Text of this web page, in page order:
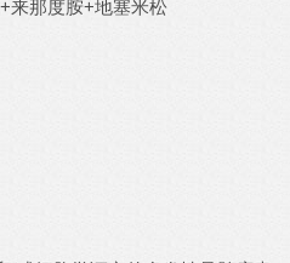
来那度胺+地塞米松